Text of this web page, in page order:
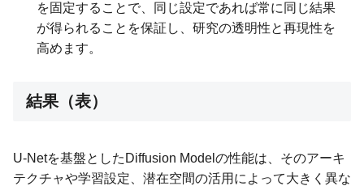
を固定することで、同じ設定であれば常に同じ結果
が得られることを保証し、研究の透明性と再現性を
高めます。
結果（表）
U-Netを基盤としたDiffusion Modelの性能は、そのアーキ
テクチャや学習設定、潜在空間の活用によって大きく異な